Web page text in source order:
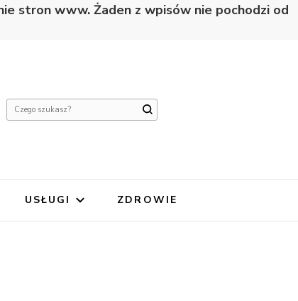
stron www. Żaden z wpisów nie pochodzi od
Szukasz
USŁUGI ZDROWIE